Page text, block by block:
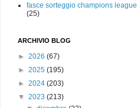
fasce sorteggio champions league
(25)
ARCHIVIO BLOG
► 2026 (67)
► 2025 (195)
► 2024 (203)
▼ 2023 (213)